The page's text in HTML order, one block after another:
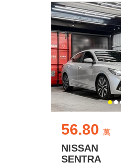
56.80 萬
NISSAN
SENTRA